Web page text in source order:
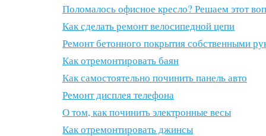
Поломалось офисное кресло? Решаем этот
Как сделать ремонт велосипедной цепи
Ремонт бетонного покрытия собственными
Как отремонтировать баян
Как самостоятельно починить панель авто
Ремонт дисплея телефона
О том, как починить электронные весы
Как отремонтировать джинсы